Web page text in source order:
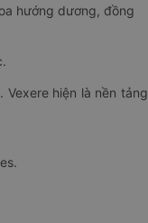
hướng dương, đồng
hiện là nền tảng